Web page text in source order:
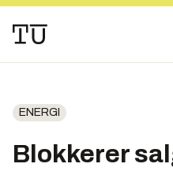
ENERGI
Blokkerer